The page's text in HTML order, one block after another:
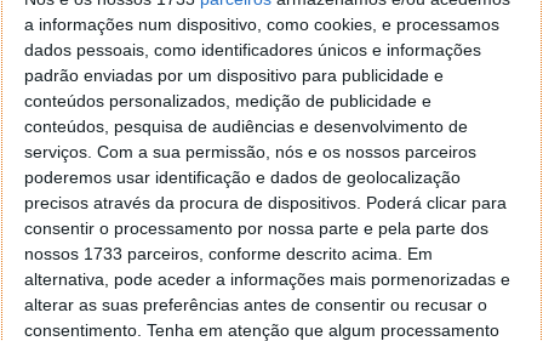
a informações num dispositivo, como cookies, e processamos
dados pessoais, como identificadores únicos e informações
padrão enviadas por um dispositivo para publicidade e
conteúdos personalizados, medição de publicidade e
conteúdos, pesquisa de audiências e desenvolvimento de
serviços. Com a sua permissão, nós e os nossos parceiros
poderemos usar identificação e dados de geolocalização
precisos através da procura de dispositivos. Poderá clicar para
consentir o processamento por nossa parte e pela parte dos
nossos 1733 parceiros, conforme descrito acima. Em
alternativa, pode aceder a informações mais pormenorizadas e
alterar as suas preferências antes de consentir ou recusar o
consentimento. Tenha em atenção que algum processamento
26/ago/24 08h00/16h00 Av.ª Paiva Couceiro, Sob
Ponte S. João, Porto
29/ago/24 08h00/15h00 VRI - Km 0,7 (Norte/Sul),
Maia
SANTARÉM
28/ago/24 08h00/12h00 Av. do Bom Amor -
Torres Novas
28/ago/24 08h00/12h00 Av. Aljubarrota - Abrantes
SETÚBAL